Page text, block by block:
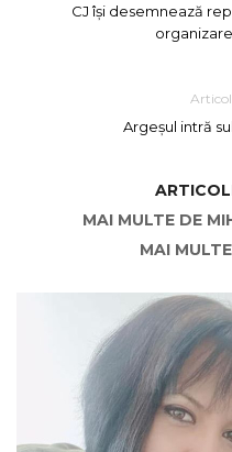
CJ își desemnează
Argeșul intră
MAI MULTE DE
MAI